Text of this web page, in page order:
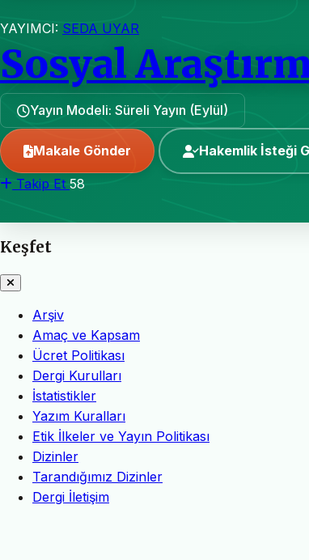
YAYIMCI: SEDA UYAR
Sosyal
Yayın Modeli: Süreli Yayın (Eylül)
Makale Gönder Hakemlik İsteği
Takip Et 58
Keşfet
Arşiv
Amaç ve Kapsam
Ücret Politikası
Dergi Kurulları
İstatistikler
Yazım Kuralları
Etik İlkeler ve Yayın Politikası
Dizinler
Tarandığımız Dizinler
Dergi İletişim